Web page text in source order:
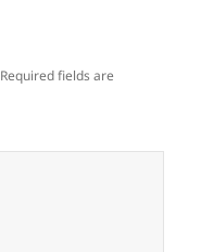
Required fields are